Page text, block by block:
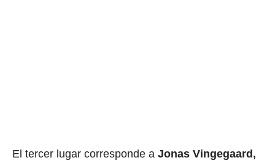
El tercer lugar corresponde a Jonas Vingegaard,